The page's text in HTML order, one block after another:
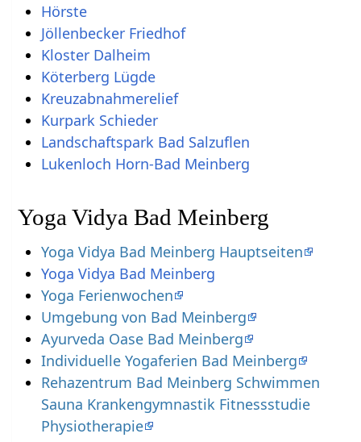
Hörste
Jöllenbecker Friedhof
Kloster Dalheim
Köterberg Lügde
Kreuzabnahmerelief
Kurpark Schieder
Landschaftspark Bad Salzuflen
Lukenloch Horn-Bad Meinberg
Yoga Vidya Bad Meinberg
Yoga Vidya Bad Meinberg Hauptseiten
Yoga Vidya Bad Meinberg
Yoga Ferienwochen
Umgebung von Bad Meinberg
Ayurveda Oase Bad Meinberg
Individuelle Yogaferien Bad Meinberg
Rehazentrum Bad Meinberg Schwimmen
Sauna Krankengymnastik Fitnessstudie
Physiotherapie